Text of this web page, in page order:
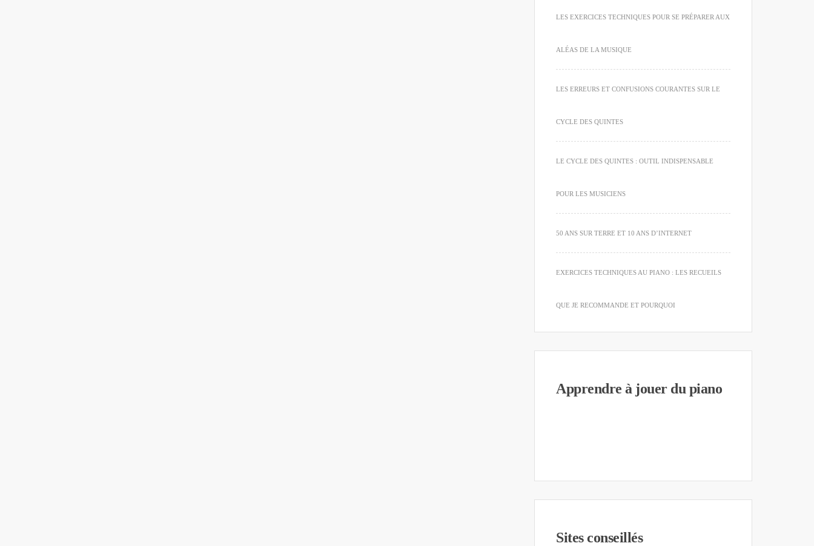
LES EXERCICES TECHNIQUES POUR SE PRÉPARER AUX
ALÉAS DE LA MUSIQUE
LES ERREURS ET CONFUSIONS COURANTES SUR LE
CYCLE DES QUINTES
LE CYCLE DES QUINTES : OUTIL INDISPENSABLE
POUR LES MUSICIENS
50 ANS SUR TERRE ET 10 ANS D’INTERNET
EXERCICES TECHNIQUES AU PIANO : LES RECUEILS
QUE JE RECOMMANDE ET POURQUOI
Apprendre à jouer du piano
Sites conseillés